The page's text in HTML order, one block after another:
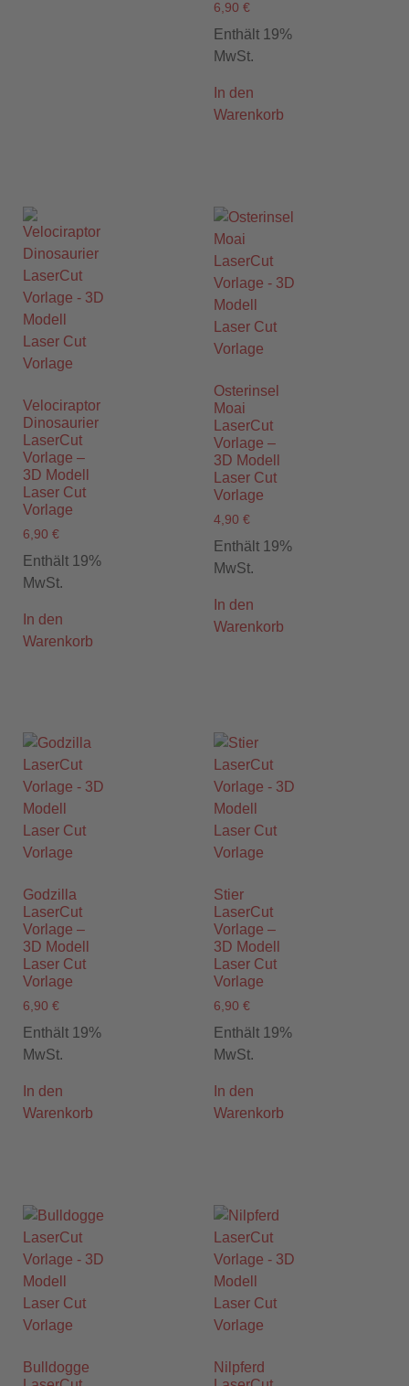
6,90 €
Enthält 19%
MwSt.
In den
Warenkorb
Velociraptor
Dinosaurier
LaserCut
Vorlage –
3D Modell
Laser Cut
Vorlage
6,90 €
Enthält 19%
MwSt.
In den
Warenkorb
Osterinsel
Moai
LaserCut
Vorlage –
3D Modell
Laser Cut
Vorlage
4,90 €
Enthält 19%
MwSt.
In den
Warenkorb
Godzilla
LaserCut
Vorlage –
3D Modell
Laser Cut
Vorlage
6,90 €
Enthält 19%
MwSt.
In den
Warenkorb
Stier
LaserCut
Vorlage –
3D Modell
Laser Cut
Vorlage
6,90 €
Enthält 19%
MwSt.
In den
Warenkorb
Bulldogge
Nilpferd